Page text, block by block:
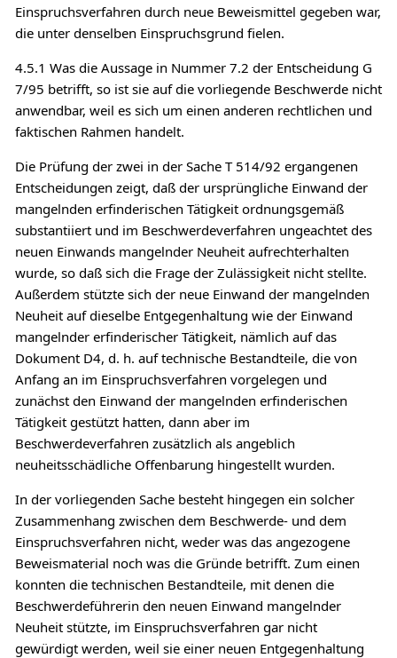
Einspruchsverfahren durch neue Beweismittel gegeben war,
die unter denselben Einspruchsgrund fielen.
4.5.1 Was die Aussage in Nummer 7.2 der Entscheidung G
7/95 betrifft, so ist sie auf die vorliegende Beschwerde nicht
anwendbar, weil es sich um einen anderen rechtlichen und
faktischen Rahmen handelt.
Die Prüfung der zwei in der Sache T 514/92 ergangenen
Entscheidungen zeigt, daß der ursprüngliche Einwand der
mangelnden erfinderischen Tätigkeit ordnungsgemäß
substantiiert und im Beschwerdeverfahren ungeachtet des
neuen Einwands mangelnder Neuheit aufrechterhalten
wurde, so daß sich die Frage der Zulässigkeit nicht stellte.
Außerdem stützte sich der neue Einwand der mangelnden
Neuheit auf dieselbe Entgegenhaltung wie der Einwand
mangelnder erfinderischer Tätigkeit, nämlich auf das
Dokument D4, d. h. auf technische Bestandteile, die von
Anfang an im Einspruchsverfahren vorgelegen und
zunächst den Einwand der mangelnden erfinderischen
Tätigkeit gestützt hatten, dann aber im
Beschwerdeverfahren zusätzlich als angeblich
neuheitsschädliche Offenbarung hingestellt wurden.
In der vorliegenden Sache besteht hingegen ein solcher
Zusammenhang zwischen dem Beschwerde- und dem
Einspruchsverfahren nicht, weder was das angezogene
Beweismaterial noch was die Gründe betrifft. Zum einen
konnten die technischen Bestandteile, mit denen die
Beschwerdeführerin den neuen Einwand mangelnder
Neuheit stützte, im Einspruchsverfahren gar nicht
gewürdigt werden, weil sie einer neuen Entgegenhaltung